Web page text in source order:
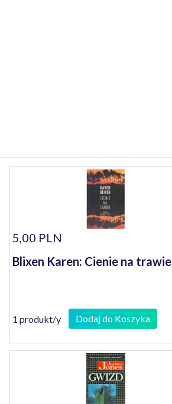
5,00 PLN
Blixen Karen: Cienie na trawie
1 produkt/y Dodaj do Koszyka